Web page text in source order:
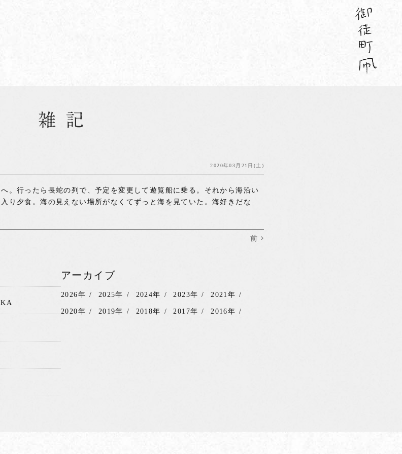
2020年03月21日(土)
。行ったら長蛇の列で、予定を変更して遊覧船に乗る。それから海沿い
り夕食。海の見えない場所がなくてずっと海を見ていた。海好きだな
前
アーカイブ
2026年 2025年 2024年 2023年 2021年
2020年 2019年 2018年 2017年 2016年